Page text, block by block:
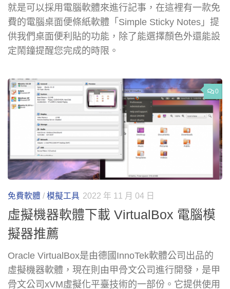
就是可以採用電腦軟體來進行記事，在這裡有一款免
費的電腦桌面便條紙軟體「Simple Sticky Notes」提
供我們桌面便利貼的功能，除了能選擇顏色外還能設
定鬧鐘提醒您完成的時限。
0
免費軟體 / 模擬工具 2022 年 11 月 04 日
虛擬機器軟體下載 VirtualBox 電腦模
擬器推薦
Oracle VirtualBox是由德國InnoTek軟體公司出品的
虛擬機器軟體，現在則由甲骨文公司進行開發，是甲
骨文公司xVM虛擬化平臺技術的一部份。它提供使用